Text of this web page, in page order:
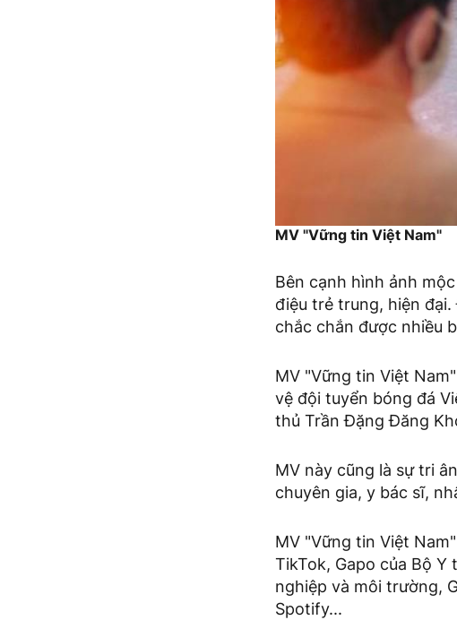
MV "Vững tin Việt Nam"
Bên cạnh hình ảnh
điệu trẻ trung, hiện
chắc chắn được nhiều
MV "Vững tin Việt
vệ đội tuyển bóng đá
thủ Trần Đặng Đăng
MV này cũng là sự tri
chuyên gia, y bác sĩ,
MV "Vững tin Việt
TikTok, Gapo của Bộ
nghiệp và môi trường,
Spotify...